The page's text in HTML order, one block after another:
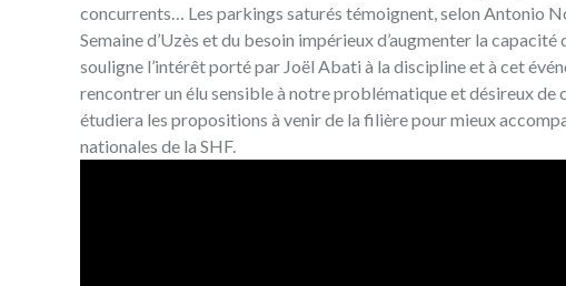
concurrents… Les parkings saturés témoignent, selon Antonio
Semaine d’Uzès et du besoin impérieux d’augmenter la
souligne l’intérêt porté par Joël Abati à la discipline et à cet
rencontrer un élu sensible à notre problématique et désireux de
étudiera les propositions à venir de la filière pour mieux
nationales de la SHF.